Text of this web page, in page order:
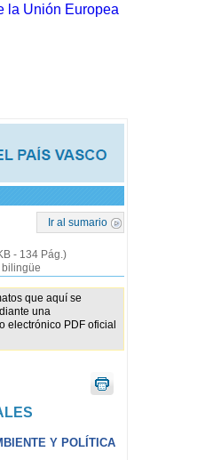
Ir al sumario
- 134 Pág.)
bilingüe
que aquí se
una
electrónico PDF oficial
Y POLÍTICA
la Unión Europea